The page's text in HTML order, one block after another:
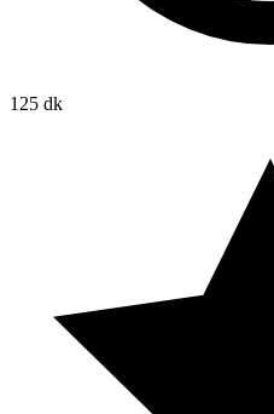
125 dk